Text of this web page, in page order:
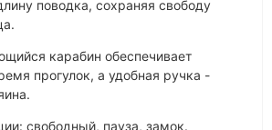
поводка, сохраняя свободу
карабин обеспечивает
прогулок, а удобная ручка -
свободный, пауза, замок.